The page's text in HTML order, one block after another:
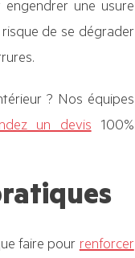
une usure
de se dégrader
? Nos équipes
un devis100%
faire pourrenforcer